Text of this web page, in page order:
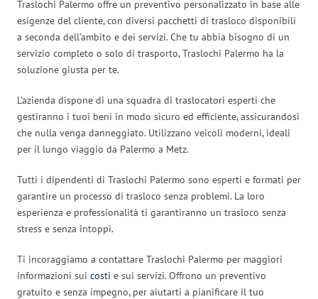
Traslochi Palermo offre un preventivo personalizzato in base alle
esigenze del cliente, con diversi pacchetti di trasloco disponibili
a seconda dell’ambito e dei servizi. Che tu abbia bisogno di un
servizio completo o solo di trasporto, Traslochi Palermo ha la
soluzione giusta per te.
L’azienda dispone di una squadra di traslocatori esperti che
gestiranno i tuoi beni in modo sicuro ed efficiente, assicurandosi
che nulla venga danneggiato. Utilizzano veicoli moderni, ideali
per il lungo viaggio da Palermo a Metz.
Tutti i dipendenti di Traslochi Palermo sono esperti e formati per
garantire un processo di trasloco senza problemi. La loro
esperienza e professionalità ti garantiranno un trasloco senza
stress e senza intoppi.
Ti incoraggiamo a contattare Traslochi Palermo per maggiori
informazioni sui costi e sui servizi. Offrono un preventivo
gratuito e senza impegno, per aiutarti a pianificare il tuo